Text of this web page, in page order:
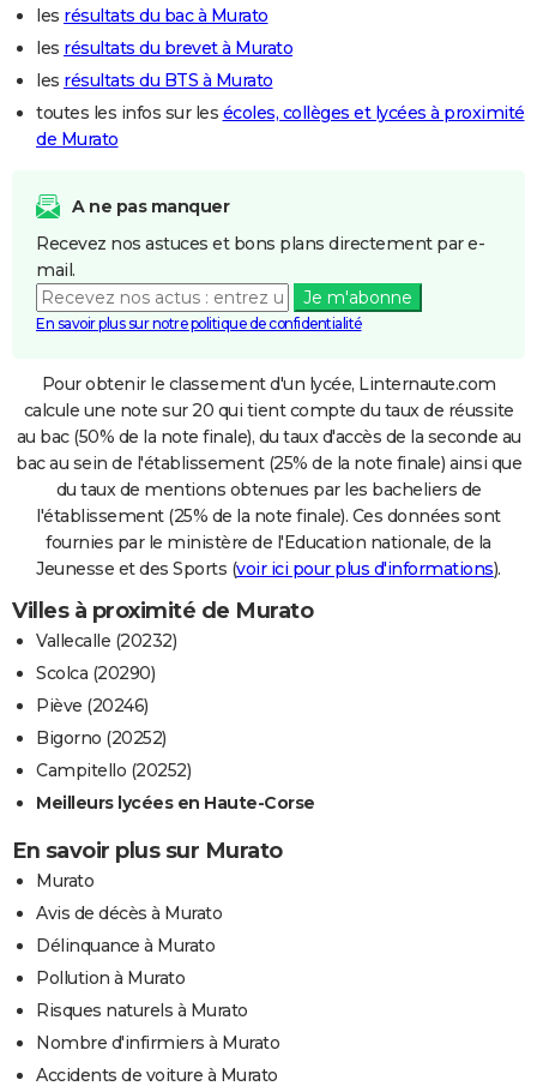
les résultats du bac à Murato
les résultats du brevet à Murato
les résultats du BTS à Murato
toutes les infos sur les écoles, collèges et lycées à proximité
de Murato
A ne pas manquer
Recevez nos astuces et bons plans directement par e-
mail.
Je m'abonne
En savoir plus sur notre politique de confidentialité
Pour obtenir le classement d'un lycée, Linternaute.com
calcule une note sur 20 qui tient compte du taux de réussite
au bac (50% de la note finale), du taux d'accès de la seconde au
bac au sein de l'établissement (25% de la note finale) ainsi que
du taux de mentions obtenues par les bacheliers de
l'établissement (25% de la note finale). Ces données sont
fournies par le ministère de l'Education nationale, de la
Jeunesse et des Sports (voir ici pour plus d'informations).
Villes à proximité de Murato
Vallecalle (20232)
Scolca (20290)
Piève (20246)
Bigorno (20252)
Campitello (20252)
Meilleurs lycées en Haute-Corse
En savoir plus sur Murato
Murato
Avis de décès à Murato
Délinquance à Murato
Pollution à Murato
Risques naturels à Murato
Nombre d'infirmiers à Murato
Accidents de voiture à Murato